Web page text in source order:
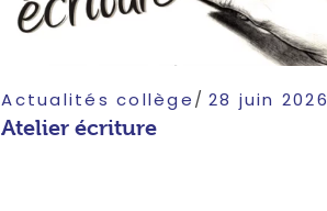
Actualités collège 28 juin 2026
Atelier écriture